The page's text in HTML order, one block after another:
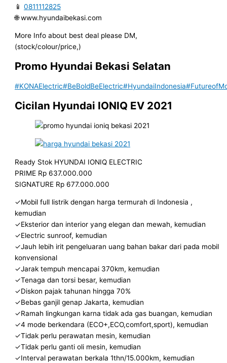
📱0811112825
🌐 www.hyundaibekasi.com
More Info about best deal please DM,
(stock/colour/price,)
Promo Hyundai Bekasi Selatan
#KONAElectric#BeBoldBeElectric#HyundaiIndonesia
Cicilan Hyundai IONIQ EV 2021
Ready Stok HYUNDAI IONIQ ELECTRIC
PRIME Rp 637.000.000
SIGNATURE Rp 677.000.000
✓Mobil full listrik dengan harga termurah di Indonesia ,
kemudian
✓Eksterior dan interior yang elegan dan mewah, kemudian
✓Electric sunroof, kemudian
✓Jauh lebih irit pengeluaran uang bahan bakar dari pada mobil
konvensional
✓Jarak tempuh mencapai 370km, kemudian
✓Tenaga dan torsi besar, kemudian
✓Diskon pajak tahunan hingga 70%
✓Bebas ganjil genap Jakarta, kemudian
✓Ramah lingkungan karna tidak ada gas buangan, kemudian
✓4 mode berkendara (ECO+,ECO,comfort,sport), kemudian
✓Tidak perlu perawatan mesin, kemudian
✓Tidak perlu ganti oli mesin, kemudian
✓Interval perawatan berkala 1thn/15.000km, kemudian